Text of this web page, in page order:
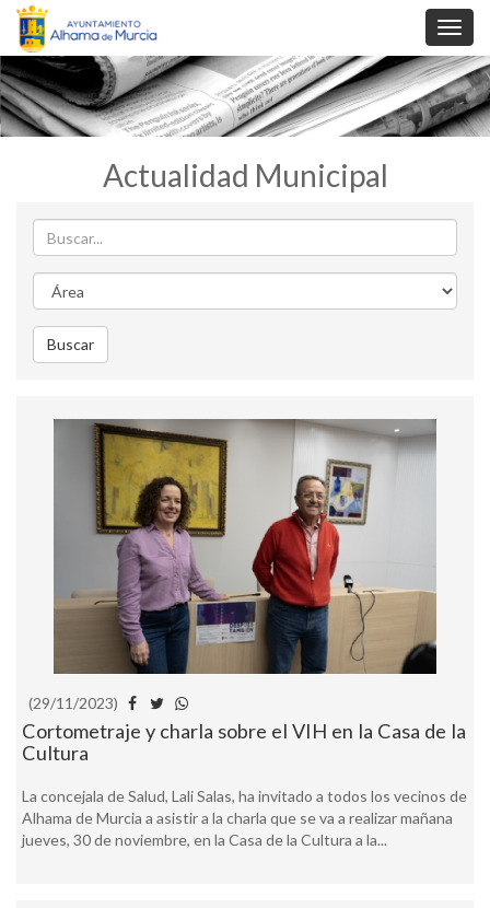
Actualidad Municipal
Buscar
Area
Buscar
(29/11/2023)
Cortometraje y charla sobre el VIH en la Casa de la
Cultura
La concejala de Salud, Lali Salas, ha invitado a todos los vecinos de
Alhama de Murcia a asistir a la charla que se va a realizar mañana
jueves, 30 de noviembre, en la Casa de la Cultura a la...